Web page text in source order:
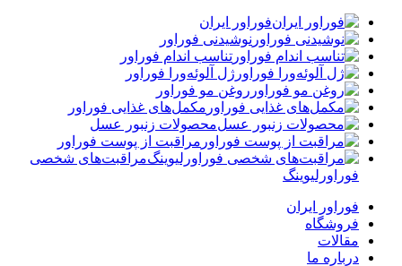
فوراور ایران
نوشیدنی فوراور
تناسب اندام فوراور
ژل آلوئه‌ورا فوراور
روغن مو فوراور
مکمل‌های غذایی فوراور
محصولات زنبور عسل
مراقبت از پوست فوراور
مراقبت‌های شخصی
فوراورلیوینگ
فوراور ایران
فروشگاه
مقالات
درباره ما